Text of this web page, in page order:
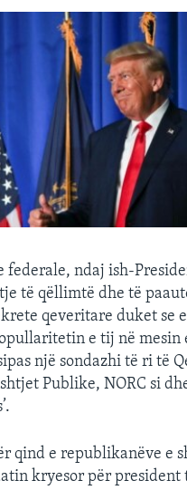
federale, ndaj ish-
të qëllimtë dhe të
qeveritare duket se
e tij në mesin
një sondazhi të ri të
Publike, NORC si
qind e republikanëve e
kryesor për president